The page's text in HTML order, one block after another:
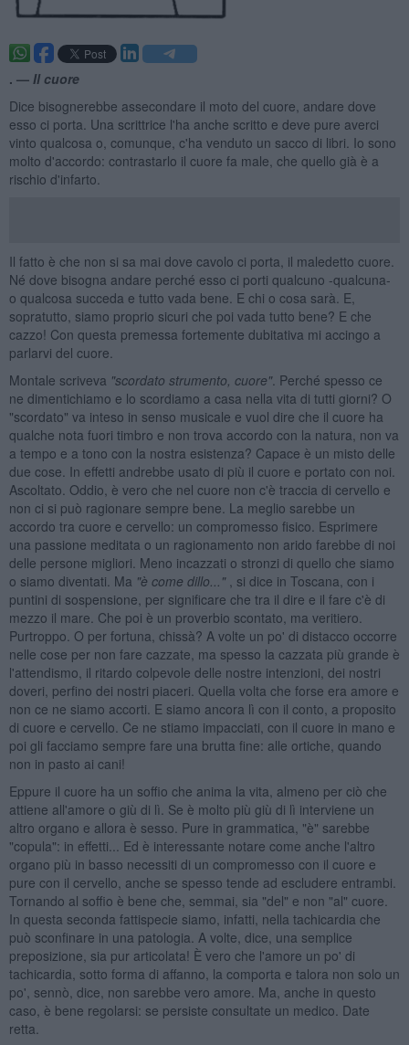
. — Il cuore
Dice bisognerebbe assecondare il moto del cuore, andare dove
esso ci porta. Una scrittrice l'ha anche scritto e deve pure averci
vinto qualcosa o, comunque, c'ha venduto un sacco di libri. Io sono
molto d'accordo: contrastarlo il cuore fa male, che quello già è a
rischio d'infarto.
Il fatto è che non si sa mai dove cavolo ci porta, il maledetto cuore.
Né dove bisogna andare perché esso ci porti qualcuno -qualcuna-
o qualcosa succeda e tutto vada bene. E chi o cosa sarà. E,
sopratutto, siamo proprio sicuri che poi vada tutto bene? E che
cazzo! Con questa premessa fortemente dubitativa mi accingo a
parlarvi del cuore.
Montale scriveva "scordato strumento, cuore". Perché spesso ce
ne dimentichiamo e lo scordiamo a casa nella vita di tutti giorni? O
"scordato" va inteso in senso musicale e vuol dire che il cuore ha
qualche nota fuori timbro e non trova accordo con la natura, non va
a tempo e a tono con la nostra esistenza? Capace è un misto delle
due cose. In effetti andrebbe usato di più il cuore e portato con noi.
Ascoltato. Oddio, è vero che nel cuore non c'è traccia di cervello e
non ci si può ragionare sempre bene. La meglio sarebbe un
accordo tra cuore e cervello: un compromesso fisico. Esprimere
una passione meditata o un ragionamento non arido farebbe di noi
delle persone migliori. Meno incazzati o stronzi di quello che siamo
o siamo diventati. Ma "è come dillo..." , si dice in Toscana, con i
puntini di sospensione, per significare che tra il dire e il fare c'è di
mezzo il mare. Che poi è un proverbio scontato, ma veritiero.
Purtroppo. O per fortuna, chissà? A volte un po' di distacco occorre
nelle cose per non fare cazzate, ma spesso la cazzata più grande è
l'attendismo, il ritardo colpevole delle nostre intenzioni, dei nostri
doveri, perfino dei nostri piaceri. Quella volta che forse era amore e
non ce ne siamo accorti. E siamo ancora lì con il conto, a proposito
di cuore e cervello. Ce ne stiamo impacciati, con il cuore in mano e
poi gli facciamo sempre fare una brutta fine: alle ortiche, quando
non in pasto ai cani!
Eppure il cuore ha un soffio che anima la vita, almeno per ciò che
attiene all'amore o giù di lì. Se è molto più giù di lì interviene un
altro organo e allora è sesso. Pure in grammatica, "è" sarebbe
"copula": in effetti... Ed è interessante notare come anche l'altro
organo più in basso necessiti di un compromesso con il cuore e
pure con il cervello, anche se spesso tende ad escludere entrambi.
Tornando al soffio è bene che, semmai, sia "del" e non "al" cuore.
In questa seconda fattispecie siamo, infatti, nella tachicardia che
può sconfinare in una patologia. A volte, dice, una semplice
preposizione, sia pur articolata! È vero che l'amore un po' di
tachicardia, sotto forma di affanno, la comporta e talora non solo un
po', sennò, dice, non sarebbe vero amore. Ma, anche in questo
caso, è bene regolarsi: se persiste consultate un medico. Date
retta.